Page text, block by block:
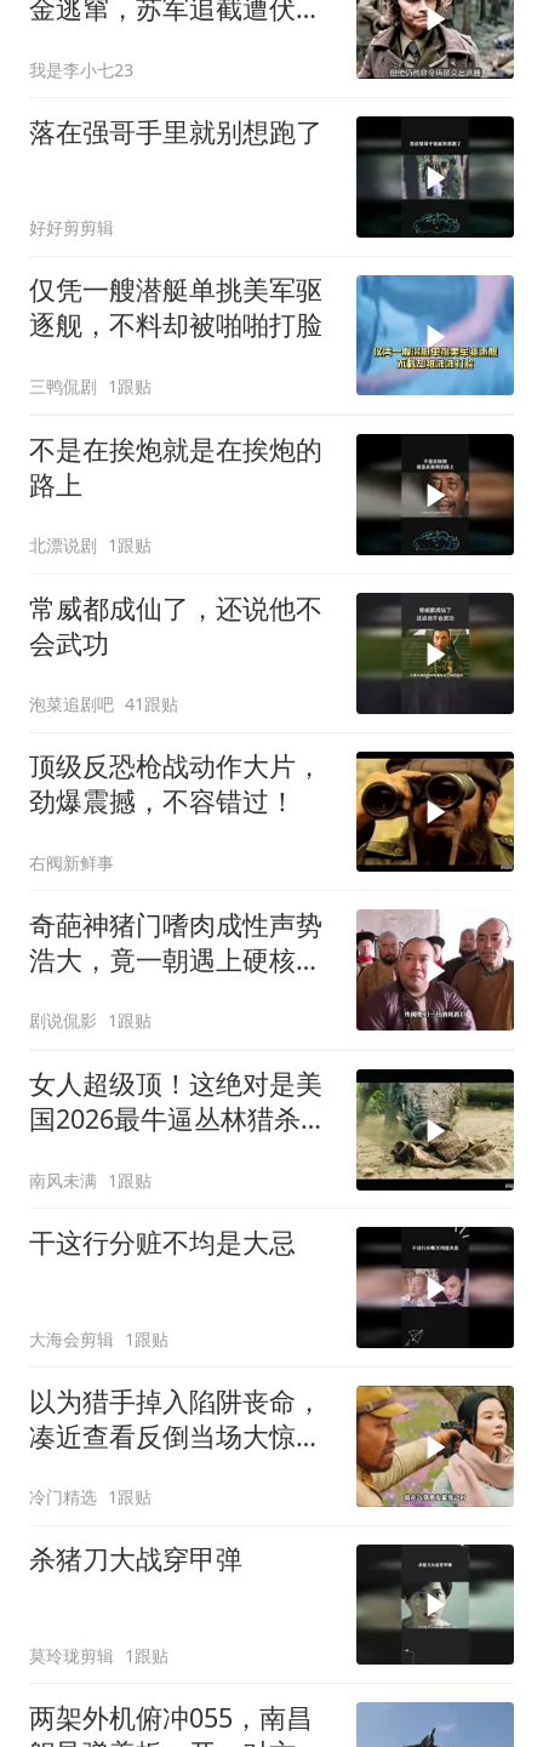
金逃窜，苏军追截遭伏击
我是李小七23
落在强哥手里就别想跑了
好好剪剪辑
仅凭一艘潜艇单挑美军驱
逐舰，不料却被啪啪打脸
三鸭侃剧 1跟贴
不是在挨炮就是在挨炮的
路上
北漂说剧 1跟贴
常威都成仙了，还说他不
会武功
泡菜追剧吧 41跟贴
顶级反恐枪战动作大片，
劲爆震撼，不容错过！
右阀新鲜事
奇葩神猪门嗜肉成性声势
浩大，竟一朝遇上硬核江
剧说侃影 1跟贴
女人超级顶！这绝对是美
国2026最牛逼丛林猎杀电
南风未满 1跟贴
干这行分赃不均是大忌
大海会剪辑 1跟贴
以为猎手掉入陷阱丧命，
凑近查看反倒当场大惊失
冷门精选 1跟贴
杀猪刀大战穿甲弹
莫玲珑剪辑 1跟贴
两架外机俯冲055，南昌